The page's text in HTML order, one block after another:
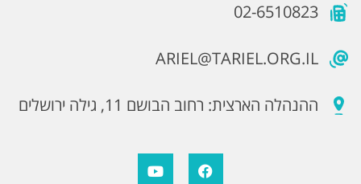
02-6510823
ARIEL@TARIEL.ORG.IL
ההנהלה הארצית: רחוב הבושם 11, גילה ירושלים